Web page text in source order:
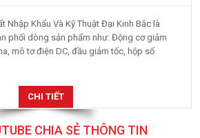
Nhập Khẩu Và Kỹ Thuật Đại Kinh Bắc là
phối dòng sản phẩm như: Động cơ giảm
mô tơ điện DC, đầu giảm tốc, hộp số
CHI TIẾT
CHIA SẺ THÔNG TIN